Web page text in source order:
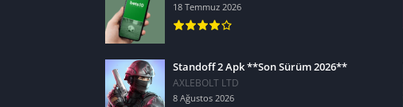
18 Temmuz 2026
Standoff 2 Apk **Son Sürüm 2026**
AXLEBOLT LTD
8 Ağustos 2026